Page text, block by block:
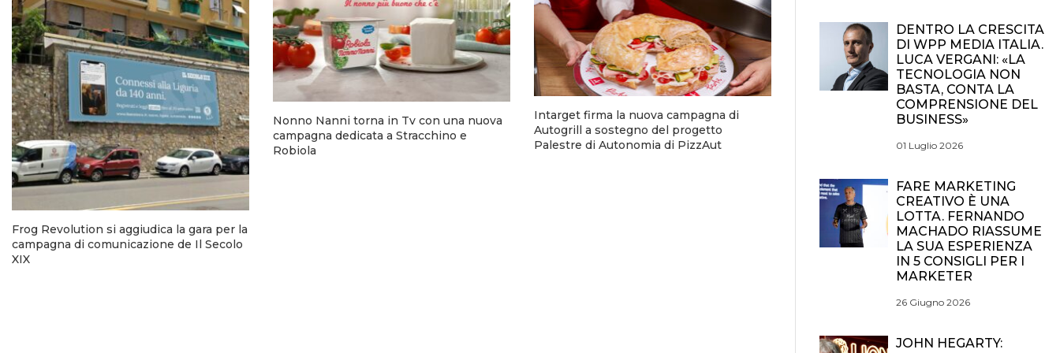
Frog Revolution si aggiudica la gara per la
campagna di comunicazione de Il Secolo
XIX
Nonno Nanni torna in Tv con una nuova
campagna dedicata a Stracchino e
Robiola
Intarget firma la nuova campagna di
Autogrill a sostegno del progetto
Palestre di Autonomia di PizzAut
DENTRO LA CRESCITA
DI WPP MEDIA ITALIA.
LUCA VERGANI: «LA
TECNOLOGIA NON
BASTA, CONTA LA
COMPRENSIONE DEL
BUSINESS»
01 Luglio 2026
FARE MARKETING
CREATIVO È UNA
LOTTA. FERNANDO
MACHADO RIASSUME
LA SUA ESPERIENZA
IN 5 CONSIGLI PER I
MARKETER
26 Giugno 2026
JOHN HEGARTY: